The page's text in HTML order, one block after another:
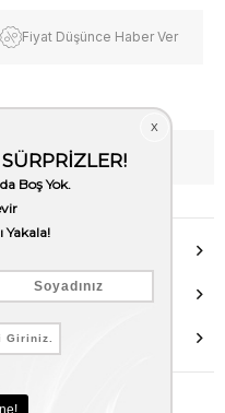
Fiyat Düşünce Haber Ver
Bilgi Al